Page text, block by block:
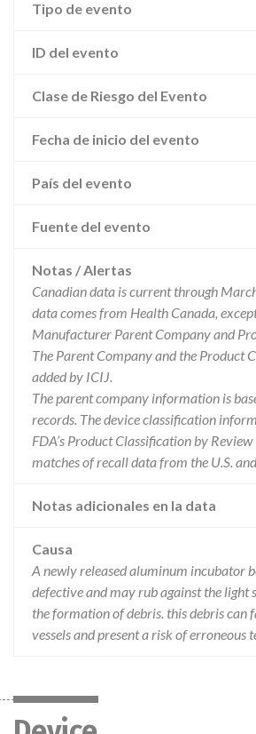
Tipo de evento
ID del evento
Clase de Riesgo del Evento
Fecha de inicio del evento
País del evento
Fuente del evento
Notas / Alertas
Canadian data is current through
data comes from Health Canada,
Manufacturer Parent Company and
The Parent Company and the Product
added by ICIJ.
The parent company information is
records. The device classification
FDA’s Product Classification by Review
matches of recall data from the U.S.
Notas adicionales en la data
Causa
A newly released aluminum incubator
defective and may rub against the light
the formation of debris. this debris can
vessels and present a risk of erroneous